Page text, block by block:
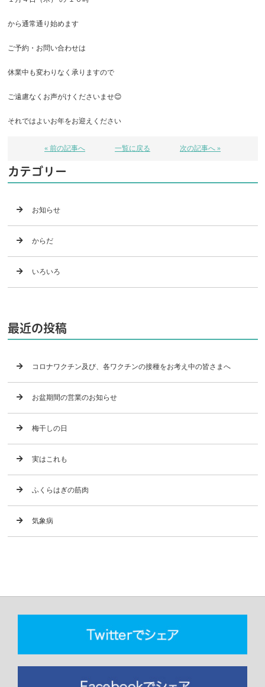
から通常通り始めます
ご予約・お問い合わせは
休業中も変わりなく承りますので
ご遠慮なくお声がけくださいませ😊
それではよいお年をお迎えください
« 前の記事へ 一覧に戻る 次の記事へ »
カテゴリー
お知らせ
からだ
いろいろ
最近の投稿
コロナワクチン及び、各ワクチンの接種をお考え中の皆さまへ
お盆期間の営業のお知らせ
梅干しの日
実はこれも
ふくらはぎの筋肉
気象病